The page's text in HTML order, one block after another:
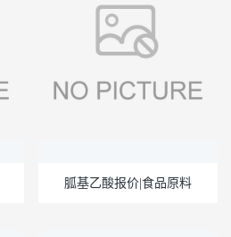
胍基乙酸报价|食品原料